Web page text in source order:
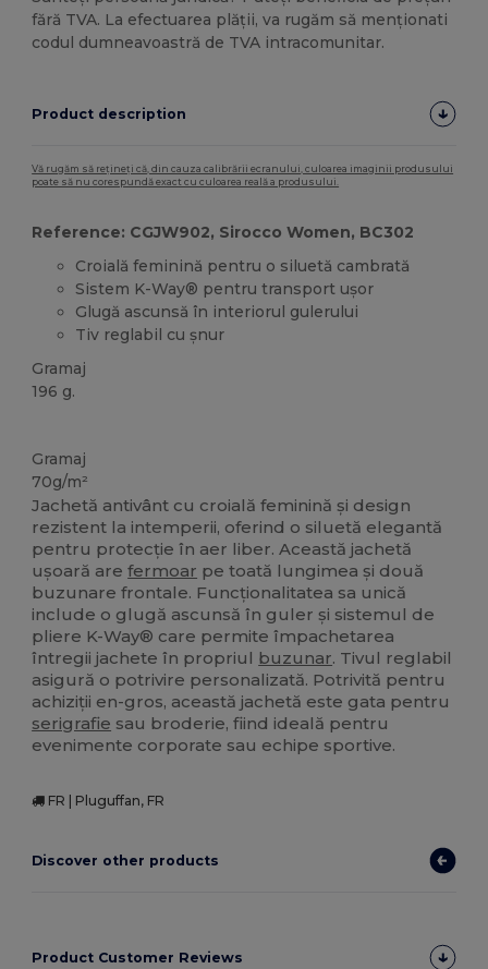
fără TVA. La efectuarea plății, va rugăm să menționati
codul dumneavoastră de TVA intracomunitar.
Product description
Vă rugăm să rețineți că, din cauza calibrării ecranului, culoarea imaginii produsului
poate să nu corespundă exact cu culoarea reală a produsului.
Reference: CGJW902, Sirocco Women, BC302
Croială feminină pentru o siluetă cambrată
Sistem K-Way® pentru transport ușor
Glugă ascunsă în interiorul gulerului
Tiv reglabil cu șnur
Gramaj
196 g.
Gramaj
70g/m²
Jachetă antivânt cu croială feminină și design
rezistent la intemperii, oferind o siluetă elegantă
pentru protecție în aer liber. Această jachetă
ușoară arefermoar pe toată lungimea și două
buzunare frontale. Funcționalitatea sa unică
include o glugă ascunsă în guler și sistemul de
pliere K-Way® care permite împachetarea
întregii jachete în propriul buzunar. Tivul reglabil
asigură o potrivire personalizată. Potrivită pentru
achiziții en-gros, această jachetă este gata pentru
serigrafie sau broderie, fiind ideală pentru
evenimente corporate sau echipe sportive.
FR | Pluguffan, FR
Discover other products
Product Customer Reviews